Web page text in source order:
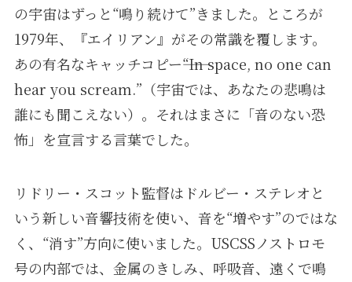
の宇宙はずっと“鳴り続けて”きました。ところが
1979年、『エイリアン』がその常識を覆します。
あの有名なキャッチコピー――“In space, no one can
hear you scream.”（宇宙では、あなたの悲鳴は
誰にも聞こえない）。それはまさに「音のない恐
怖」を宣言する言葉でした。
リドリー・スコット監督はドルビー・ステレオと
いう新しい音響技術を使い、音を“増やす”のではな
く、“消す”方向に使いました。USCSSノストロモ
号の内部では、金属のきしみ、呼吸音、遠くで鳴